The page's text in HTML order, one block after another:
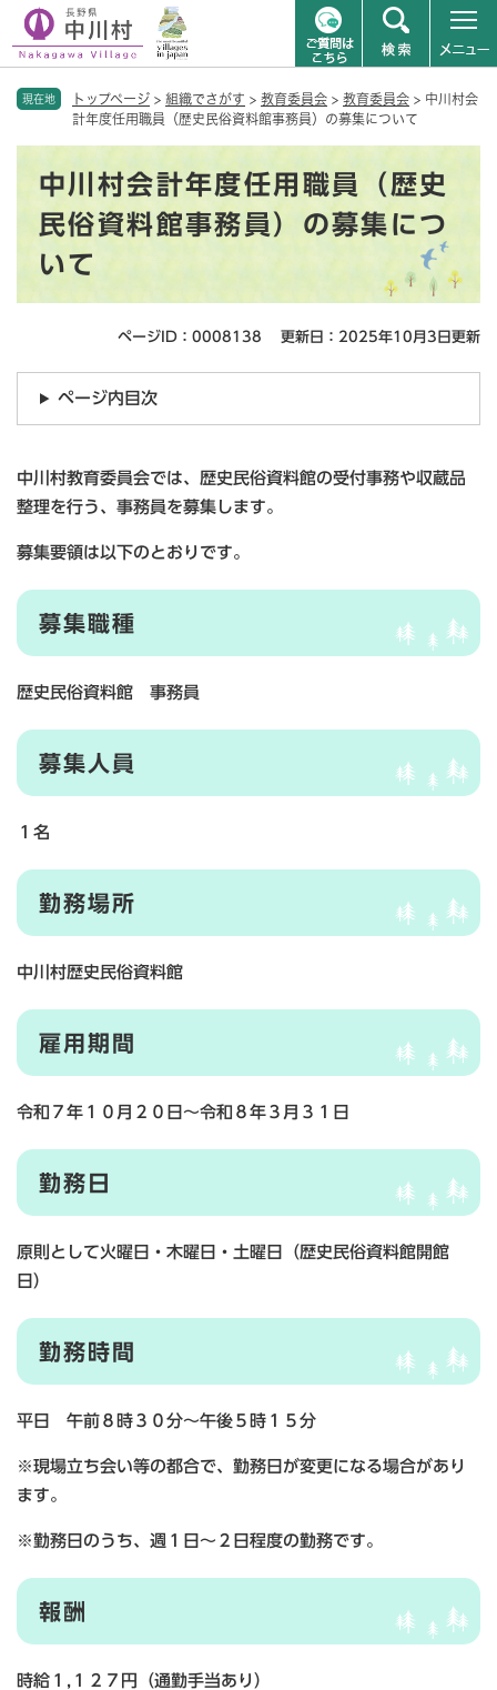
現在地 トップページ > 組織でさがす > 教育委員会 > 教育委員会 > 中川村会
計年度任用職員（歴史民俗資料館事務員）の募集について
中川村会計年度任用職員（歴史
民俗資料館事務員）の募集につ
いて
ページID：0008138 更新日：2025年10月3日更新
ページ内目次
中川村教育委員会では、歴史民俗資料館の受付事務や収蔵品
整理を行う、事務員を募集します。
募集要領は以下のとおりです。
募集職種
歴史民俗資料館 事務員
募集人員
１名
勤務場所
中川村歴史民俗資料館
雇用期間
令和７年１０月２０日～令和８年３月３１日
勤務日
原則として火曜日・木曜日・土曜日（歴史民俗資料館開館
日）
勤務時間
平日 午前８時３０分～午後５時１５分
※現場立ち会い等の都合で、勤務日が変更になる場合があり
ます。
※勤務日のうち、週１日～２日程度の勤務です。
報酬
時給１,１２７円（通勤手当あり）